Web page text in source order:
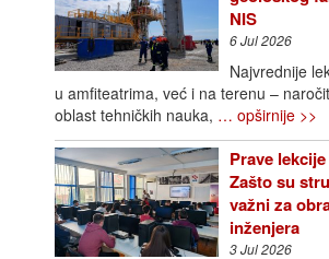
NIS
6 Jul 2026
Najvrednije
u amfiteatrima, već i na terenu –
oblast tehničkih nauka, … opširnije >>
Prave
Zašto su
važni za
inženjera
3 Jul 2026